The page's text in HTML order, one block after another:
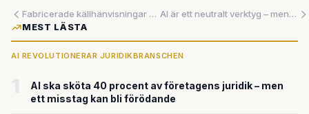
Fabricerade källhänvisningar och AI-skräp – nu får slarvet konsekvenser
AI är ett neutralt verktyg – men det är inte de som använder det
MEST LÄSTA
AI REVOLUTIONERAR JURIDIKBRANSCHEN
AI ska sköta 40 procent av företagens juridik – men
ett misstag kan bli förödande